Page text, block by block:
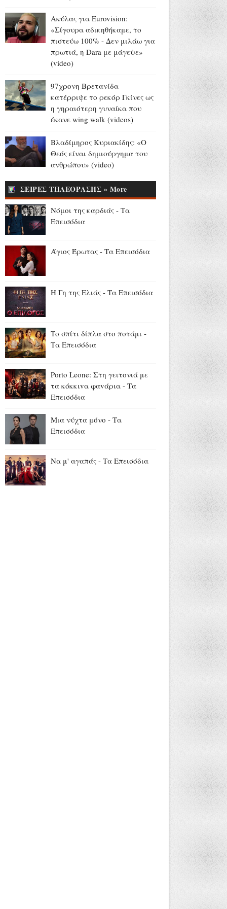
Αύγουστος 08, 2026
«Honeymoon Song»: Η μέρα
που ακούγεται στα ερτζιανά
το τραγούδι του Μ.
Beatles (videos)
Αύγουστος 08, 2026
Πέθανε η ηθοποιός Jean Lodge,
μητέρα των αδελφών David
(photo)
Αύγουστος 08, 2026
Δημήτρης Παπαμιχαήλ
(videos+photos)
Αύγουστος 08, 2026
Αύγουστος 08, 2026
(trailer)
Αύγουστος 08, 2026
παρουσιαστή τον Γιάννη
Τσιμιτσέλη: Έρχεται στο νέο
πρόγραμμα του ΣΚΑΪ (trailer)
Ακύλας για Eurovision:
«Σίγουρα αδικηθήκαμε, το
πιστεύω 100% - Δεν μιλάω για
πρωτιά, η Dara με μάγεψε»
(video)
97χρονη Βρετανίδα
κατέρριψε το ρεκόρ Γκίνες ως
η γηραιότερη γυναίκα που
έκανε wing walk (videos)
Βλαδίμηρος Κυριακίδης: «Ο
Θεός είναι δημιούργημα του
ανθρώπου» (video)
ΣΕΙΡΕΣ ΤΗΛΕΟΡΑΣΗΣ » More
Νόμοι της καρδιάς - Τα
Επεισόδια
Άγιος Έρωτας - Τα Επεισόδια
Η Γη της Ελιάς - Τα Επεισόδια
Το σπίτι δίπλα στο ποτάμι -
Τα Επεισόδια
Porto Leone: Στη γειτονιά με
τα κόκκιvα φαvάρια - Τα
Επεισόδια
Μια νύχτα μόνο - Τα
Επεισόδια
Να μ' αγαπάς - Τα Επεισόδια